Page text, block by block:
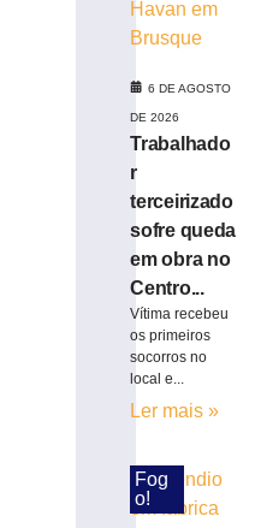
trabalha
de
olho
no
próximo
adversário
do
Brasileiro
Série
agosto
2026
mais
6 DE AGOSTO
DE 2026
Trabalhado
r
terceirizado
sofre queda
em obra no
Centro...
Vítima recebeu
os primeiros
socorros no
local e...
Ler mais »
Fog
o!